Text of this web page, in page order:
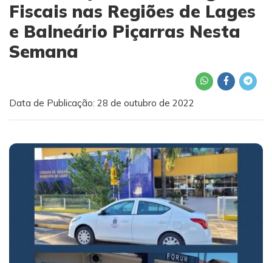
Fiscais nas Regiões de Lages
e Balneário Piçarras Nesta
Semana
Data de Publicação: 28 de outubro de 2022